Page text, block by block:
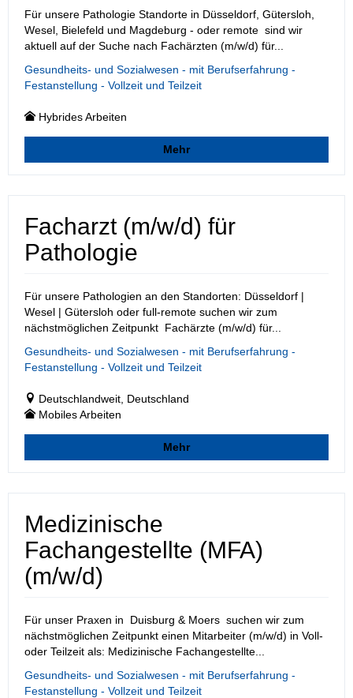
Für unsere Pathologie Standorte in Düsseldorf, Gütersloh,
Wesel, Bielefeld und Magdeburg - oder remote sind wir
aktuell auf der Suche nach Fachärzten (m/w/d) für...
Gesundheits- und Sozialwesen - mit Berufserfahrung -
Festanstellung - Vollzeit und Teilzeit
Hybrides Arbeiten
Mehr
Facharzt (m/w/d) für
Pathologie
Für unsere Pathologien an den Standorten: Düsseldorf |
Wesel | Gütersloh oder full-remote suchen wir zum
nächstmöglichen Zeitpunkt Fachärzte (m/w/d) für...
Gesundheits- und Sozialwesen - mit Berufserfahrung -
Festanstellung - Vollzeit und Teilzeit
Deutschlandweit, Deutschland
Mobiles Arbeiten
Mehr
Medizinische
Fachangestellte (MFA)
(m/w/d)
Für unser Praxen in Duisburg & Moers suchen wir zum
nächstmöglichen Zeitpunkt einen Mitarbeiter (m/w/d) in Voll-
oder Teilzeit als: Medizinische Fachangestellte...
Gesundheits- und Sozialwesen - mit Berufserfahrung -
Festanstellung - Vollzeit und Teilzeit